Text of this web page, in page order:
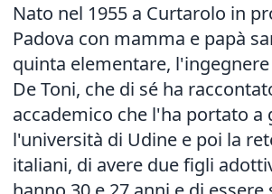
Nato nel 1955 a Curtarolo in
Padova con mamma e papà
quinta elementare,
De Toni, che di sé ha
accademico che l'ha portato a
l'università di Udine e poi la
italiani, di avere due figli